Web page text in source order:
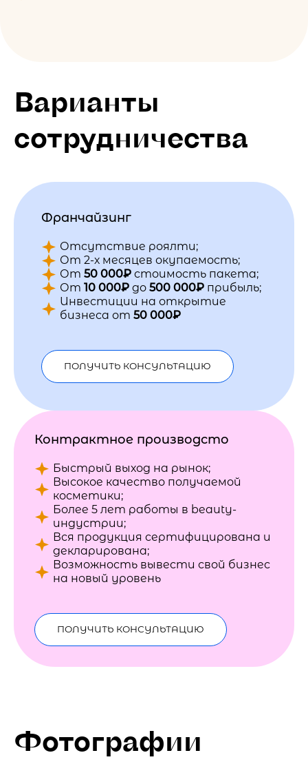
Варианты
сотрудничества
Франчайзинг
Отсутствие роялти;
От 2-х месяцев окупаемость;
От 50 000₽ стоимость пакета;
От 10 000₽ до 500 000₽ прибыль;
Инвестиции на открытие
бизнеса от 50 000₽
ПОЛУЧИТЬ КОНСУЛЬТАЦИЮ
Контрактное производсто
Быстрый выход на рынок;
Высокое качество получаемой
косметики;
Более 5 лет работы в beauty-
индустрии;
Вся продукция сертифицирована и
декларирована;
Возможность вывести свой бизнес
на новый уровень
ПОЛУЧИТЬ КОНСУЛЬТАЦИЮ
Фотографии